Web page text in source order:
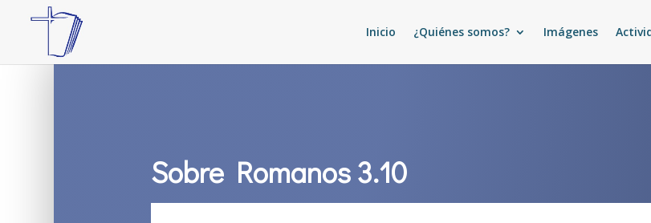
Inicio ¿Quiénes somos? Imágenes
Sobre Romanos 3.10